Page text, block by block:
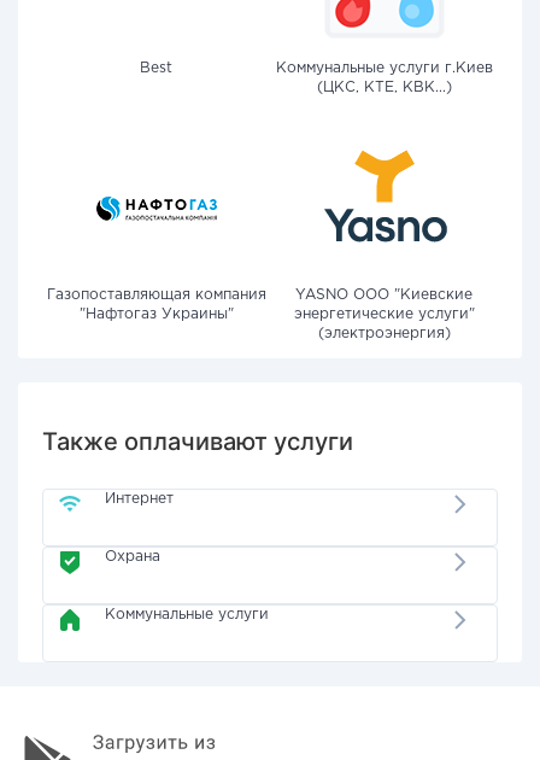
Best
Коммунальные услуги г.Киев
(ЦКС, КТЕ, КВК...)
Газопоставляющая компания
"Нафтогаз Украины"
YASNO OOO "Киевские
энергетические услуги"
(электроэнергия)
Также оплачивают услуги
Интернет
Охрана
Коммунальные услуги